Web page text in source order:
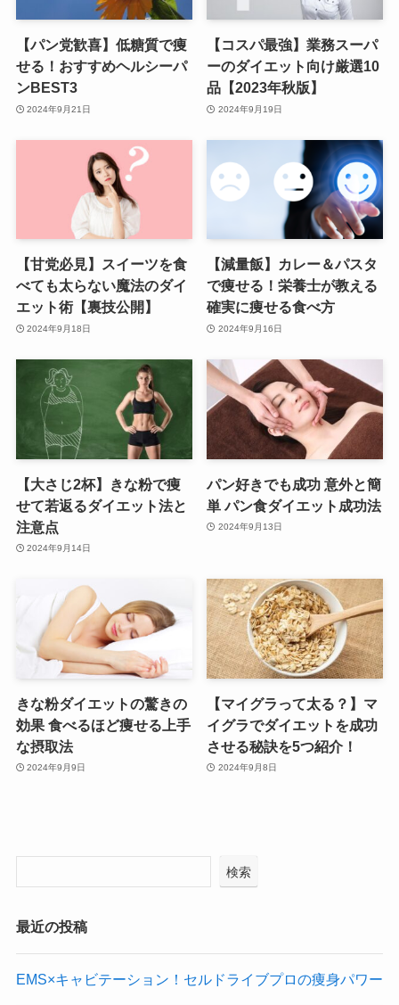
【パン党歓喜】低糖質で痩
せる！おすすめヘルシーパ
ンBEST3
2024年9月21日
【コスパ最強】業務スーパ
ーのダイエット向け厳選10
品【2023年秋版】
2024年9月19日
【甘党必見】スイーツを食
べても太らない魔法のダイ
エット術【裏技公開】
2024年9月18日
【減量飯】カレー＆パスタ
で痩せる！栄養士が教える
確実に痩せる食べ方
2024年9月16日
【大さじ2杯】きな粉で痩
せて若返るダイエット法と
注意点
2024年9月14日
パン好きでも成功 意外と簡
単 パン食ダイエット成功法
2024年9月13日
きな粉ダイエットの驚きの
効果 食べるほど痩せる上手
な摂取法
2024年9月9日
【マイグラって太る？】マ
イグラでダイエットを成功
させる秘訣を5つ紹介！
2024年9月8日
検索
最近の投稿
EMS×キャビテーション！セルドライブプロの痩身パワー